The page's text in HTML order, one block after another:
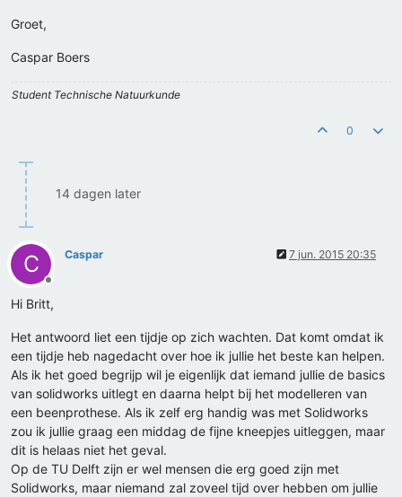
Groet,
Caspar Boers
Student Technische Natuurkunde
0
14 dagen later
C
Offline
Caspar 7 jun. 2015 20:35
Hi Britt,
Het antwoord liet een tijdje op zich wachten. Dat komt omdat ik
een tijdje heb nagedacht over hoe ik jullie het beste kan helpen.
Als ik het goed begrijp wil je eigenlijk dat iemand jullie de basics
van solidworks uitlegt en daarna helpt bij het modelleren van
een beenprothese. Als ik zelf erg handig was met Solidworks
zou ik jullie graag een middag de fijne kneepjes uitleggen, maar
dit is helaas niet het geval.
Op de TU Delft zijn er wel mensen die erg goed zijn met
Solidworks, maar niemand zal zoveel tijd over hebben om jullie